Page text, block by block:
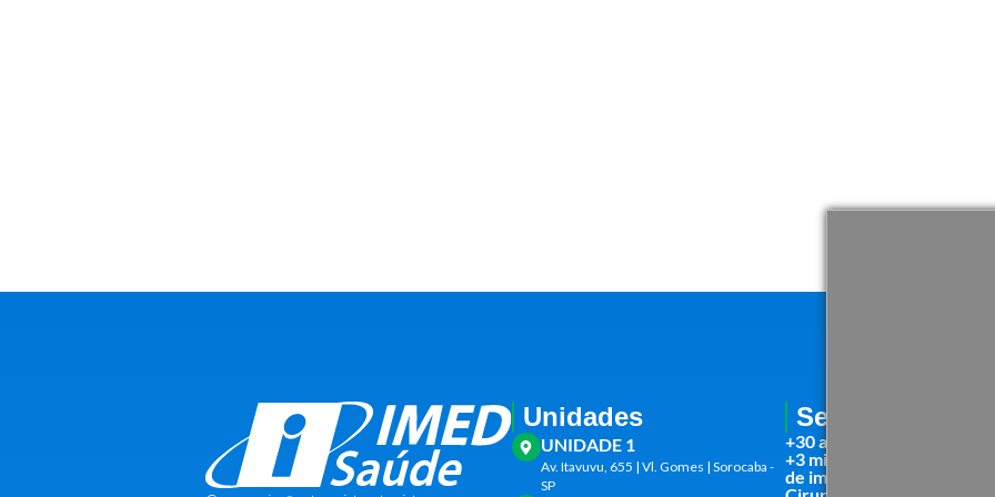
Unidades
UNIDADE 1
Av. Itavuvu, 655 | Vl. Gomes | Sorocaba -
SP
Serviços
+30 atendimentos médicos
+3 mil Exames
de imagem